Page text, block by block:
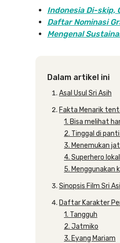
Indonesia Di-skip,
Daftar Nominasi
Mengenal
Dalam artikel ini
Asal Usul Sri Asih
Fakta Menarik
1. Bisa melihat
2. Tinggal di
3. Menemukan
4. Superhero
5. Menggunakan
Sinopsis Film Sri
Daftar Karakter
1. Tangguh
2. Jatmiko
3. Eyang Mariam